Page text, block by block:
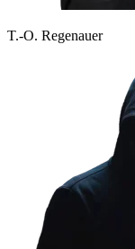
T.-O. Regenauer